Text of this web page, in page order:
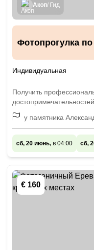
Акоп/ Гид
Фотопрогулка
Индивидуальная
Получить
у памятника
сб, 20 июнь, в 04:00 сб,
€ 160